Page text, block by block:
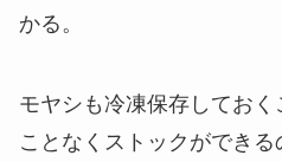
かる。
モヤシも冷凍保存してお
ことなくストックができ